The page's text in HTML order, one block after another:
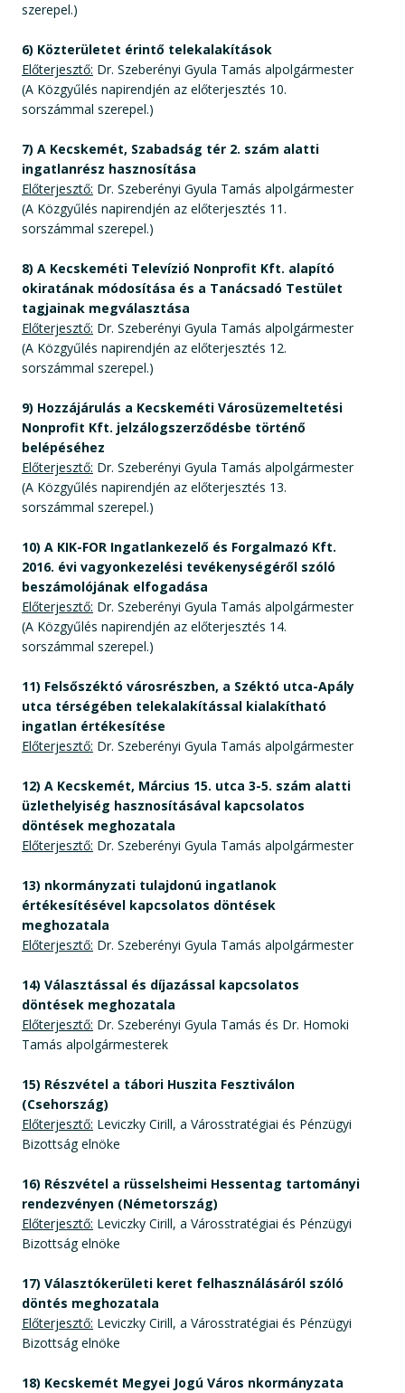
szerepel.)
6) Közterületet érintő telekalakítások
Előterjesztő: Dr. Szeberényi Gyula Tamás alpolgármester
(A Közgyűlés napirendjén az előterjesztés 10.
sorszámmal szerepel.)
7) A Kecskemét, Szabadság tér 2. szám alatti
ingatlanrész hasznosítása
Előterjesztő: Dr. Szeberényi Gyula Tamás alpolgármester
(A Közgyűlés napirendjén az előterjesztés 11.
sorszámmal szerepel.)
8) A Kecskeméti Televízió Nonprofit Kft. alapító
okiratának módosítása és a Tanácsadó Testület
tagjainak megválasztása
Előterjesztő: Dr. Szeberényi Gyula Tamás alpolgármester
(A Közgyűlés napirendjén az előterjesztés 12.
sorszámmal szerepel.)
9) Hozzájárulás a Kecskeméti Városüzemeltetési
Nonprofit Kft. jelzálogszerződésbe történő
belépéséhez
Előterjesztő: Dr. Szeberényi Gyula Tamás alpolgármester
(A Közgyűlés napirendjén az előterjesztés 13.
sorszámmal szerepel.)
10) A KIK-FOR Ingatlankezelő és Forgalmazó Kft.
2016. évi vagyonkezelési tevékenységéről szóló
beszámolójának elfogadása
Előterjesztő: Dr. Szeberényi Gyula Tamás alpolgármester
(A Közgyűlés napirendjén az előterjesztés 14.
sorszámmal szerepel.)
11) Felsőszéktó városrészben, a Széktó utca-Apály
utca térségében telekalakítással kialakítható
ingatlan értékesítése
Előterjesztő: Dr. Szeberényi Gyula Tamás alpolgármester
12) A Kecskemét, Március 15. utca 3-5. szám alatti
üzlethelyiség hasznosításával kapcsolatos
döntések meghozatala
Előterjesztő: Dr. Szeberényi Gyula Tamás alpolgármester
13) nkormányzati tulajdonú ingatlanok
értékesítésével kapcsolatos döntések
meghozatala
Előterjesztő: Dr. Szeberényi Gyula Tamás alpolgármester
14) Választással és díjazással kapcsolatos
döntések meghozatala
Előterjesztő: Dr. Szeberényi Gyula Tamás és Dr. Homoki
Tamás alpolgármesterek
15) Részvétel a tábori Huszita Fesztiválon
(Csehország)
Előterjesztő: Leviczky Cirill, a Városstratégiai és Pénzügyi
Bizottság elnöke
16) Részvétel a rüsselsheimi Hessentag tartományi
rendezvényen (Németország)
Előterjesztő: Leviczky Cirill, a Városstratégiai és Pénzügyi
Bizottság elnöke
17) Választókerületi keret felhasználásáról szóló
döntés meghozatala
Előterjesztő: Leviczky Cirill, a Városstratégiai és Pénzügyi
Bizottság elnöke
18) Kecskemét Megyei Jogú Város nkormányzata